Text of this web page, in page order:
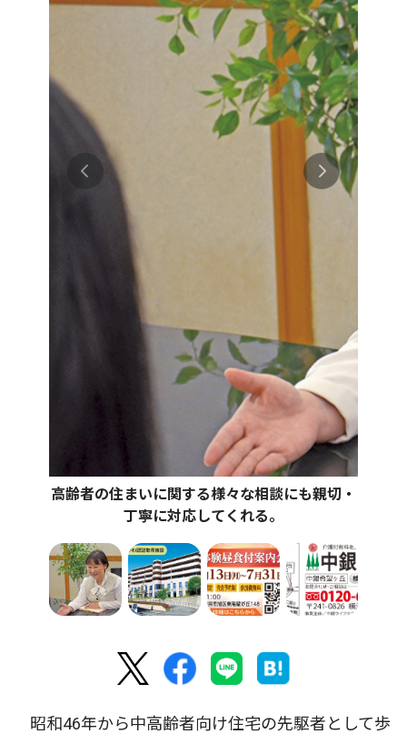
高齢者の住まいに関する様々な相談にも親切・
丁寧に対応してくれる。
昭和46年から中高齢者向け住宅の先駆者として歩